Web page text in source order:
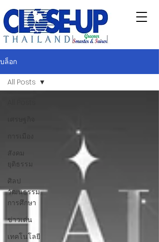
บล็อก
สังคม
ยุติธรรม
ศิลป
วัฒนธรรม
การศึกษา
ข่าวเด่น
เทคโนโลยี
All Posts